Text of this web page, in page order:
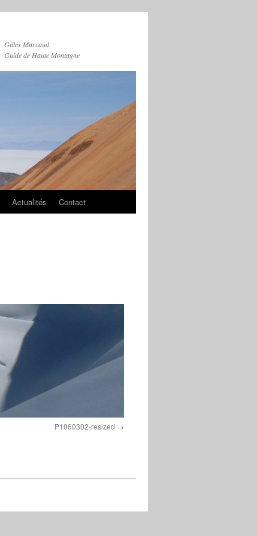
Gilles Marcaud
Guide de Haute Montagne
Actualités Contact
P1060302-resized